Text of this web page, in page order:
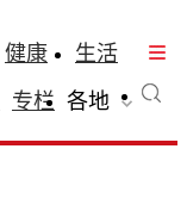
健康
生活
专栏 各地